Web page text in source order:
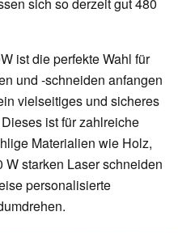
ist die perfekte Wahl für
und -schneiden anfangen
vielseitiges und sicheres
ist für zahlreiche
Materialien wie Holz,
starken Laser schneiden
personalisierte